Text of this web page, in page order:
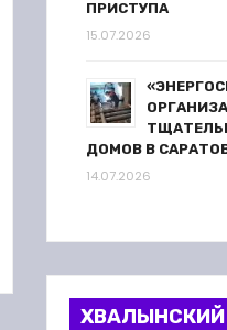
ПРИСТУПА
15.07.2026
ДОМОВ В
14.07.2026
ХВАЛЫНСКИЙ